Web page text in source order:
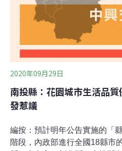
持平。
2020年09月29日
南投縣：花園城市生活品
發惹議
編按：預計明年公告實施的「
階段，內政部進行全國18縣市